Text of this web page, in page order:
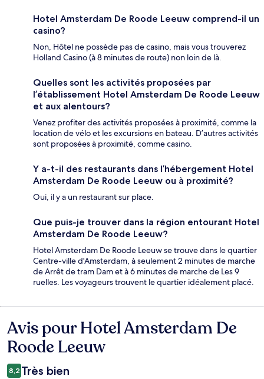
Hotel Amsterdam De Roode Leeuw comprend-il un
casino?
Non, Hôtel ne possède pas de casino, mais vous trouverez
Holland Casino (à 8 minutes de route) non loin de là.
Quelles sont les activités proposées par
l’établissement Hotel Amsterdam De Roode Leeuw
et aux alentours?
Venez profiter des activités proposées à proximité, comme la
location de vélo et les excursions en bateau. D’autres activités
sont proposées à proximité, comme casino.
Y a-t-il des restaurants dans l’hébergement Hotel
Amsterdam De Roode Leeuw ou à proximité?
Oui, il y a un restaurant sur place.
Que puis-je trouver dans la région entourant Hotel
Amsterdam De Roode Leeuw?
Hotel Amsterdam De Roode Leeuw se trouve dans le quartier
Centre-ville d'Amsterdam, à seulement 2 minutes de marche
de Arrêt de tram Dam et à 6 minutes de marche de Les 9
ruelles. Les voyageurs trouvent le quartier idéalement placé.
Avis
Avis pour Hotel Amsterdam De
Roode Leeuw
8,2 Très bien